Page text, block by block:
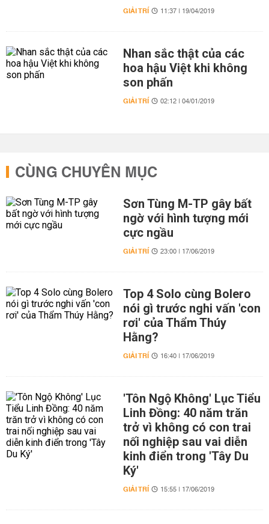
GIẢI TRÍ 11:37 | 19/04/2019
Nhan sắc thật của các
hoa hậu Việt khi không
son phấn
GIẢI TRÍ 02:12 | 04/01/2019
CÙNG CHUYÊN MỤC
Sơn Tùng M-TP gây bất
ngờ với hình tượng mới
cực ngầu
GIẢI TRÍ 23:00 | 17/06/2019
Top 4 Solo cùng Bolero
nói gì trước nghi vấn 'con
rơi' của Thẩm Thúy
Hằng?
GIẢI TRÍ 16:40 | 17/06/2019
'Tôn Ngộ Không' Lục Tiểu
Linh Đồng: 40 năm trăn
trở vì không có con trai
nối nghiệp sau vai diễn
kinh điển trong 'Tây Du
Ký'
GIẢI TRÍ 15:55 | 17/06/2019